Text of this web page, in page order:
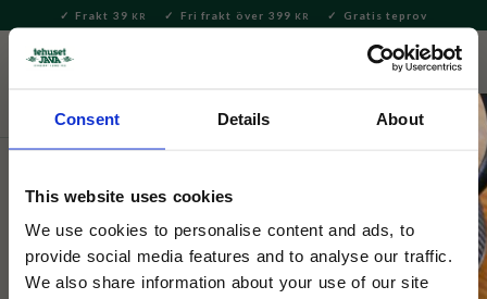
Consent Details About
This website uses cookies
We use cookies to personalise content and ads, to
provide social media features and to analyse our traffic.
We also share information about your use of our site
Meny
Frakt 39 KR Fri frakt över 399 KR Gratis teprov
Bryggning & Tillbehör
Selected by Tehuset Java
Coffee Filter Clear 4 Cups